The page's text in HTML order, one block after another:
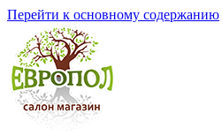
Перейти к основному содержанию